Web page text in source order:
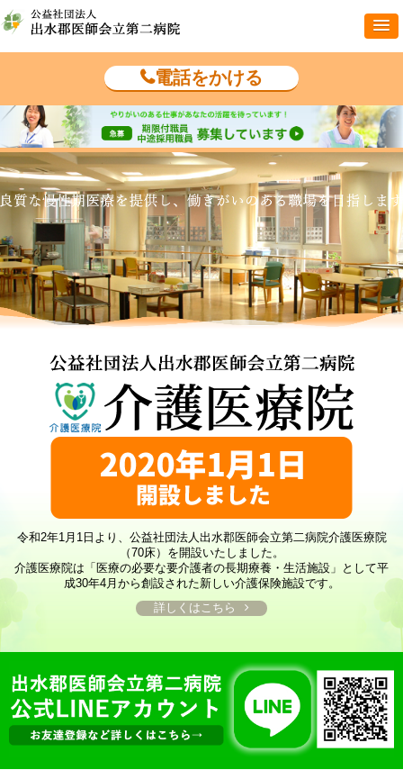
電話をかける
令和2年1月1日より、公益社団法人出水郡医師会立第二病院介護医療院
（70床）を開設いたしました。
介護医療院は「医療の必要な要介護者の長期療養・生活施設」として平
成30年4月から創設された新しい介護保険施設です。
詳しくはこちら